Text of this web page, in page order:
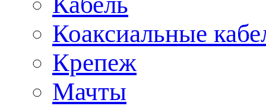
Коаксиальные
Крепеж
Мачты